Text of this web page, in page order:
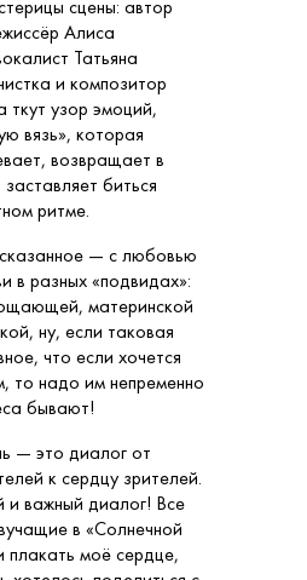
сцены: автор
Алиса
Татьяна
и композитор
узор эмоций,
вязь», которая
возвращает в
биться
ритме.
— с любовью
в разных «подвидах»:
материнской
ну, если таковая
что если хочется
то надо им непременно
бывают!
— это диалог от
к сердцу зрителей.
и важный диалог! Все
в «Солнечной
плакать моё сердце,